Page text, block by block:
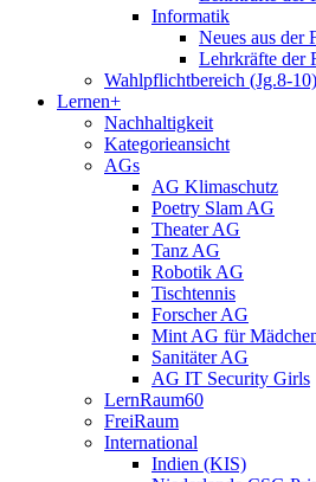
Informatik
Neues aus der
Lehrkräfte der
Wahlpflichtbereich (Jg.8-10)
Lernen+
Nachhaltigkeit
Kategorieansicht
AGs
AG Klimaschutz
Poetry Slam AG
Theater AG
Tanz AG
Robotik AG
Tischtennis
Forscher AG
Mint AG für
Sanitäter AG
AG IT Security Girls
LernRaum60
FreiRaum
International
Indien (KIS)